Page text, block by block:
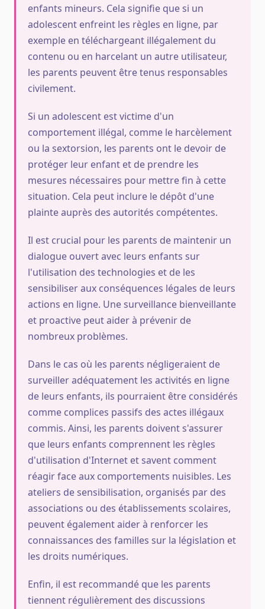
enfants mineurs. Cela signifie que si un
adolescent enfreint les règles en ligne, par
exemple en téléchargeant illégalement du
contenu ou en harcelant un autre utilisateur,
les parents peuvent être tenus responsables
civilement.
Si un adolescent est victime d'un
comportement illégal, comme le harcèlement
ou la sextorsion, les parents ont le devoir de
protéger leur enfant et de prendre les
mesures nécessaires pour mettre fin à cette
situation. Cela peut inclure le dépôt d'une
plainte auprès des autorités compétentes.
Il est crucial pour les parents de maintenir un
dialogue ouvert avec leurs enfants sur
l'utilisation des technologies et de les
sensibiliser aux conséquences légales de leurs
actions en ligne. Une surveillance bienveillante
et proactive peut aider à prévenir de
nombreux problèmes.
Dans le cas où les parents négligeraient de
surveiller adéquatement les activités en ligne
de leurs enfants, ils pourraient être considérés
comme complices passifs des actes illégaux
commis. Ainsi, les parents doivent s'assurer
que leurs enfants comprennent les règles
d'utilisation d'Internet et savent comment
réagir face aux comportements nuisibles. Les
ateliers de sensibilisation, organisés par des
associations ou des établissements scolaires,
peuvent également aider à renforcer les
connaissances des familles sur la législation et
les droits numériques.
Enfin, il est recommandé que les parents
tiennent régulièrement des discussions